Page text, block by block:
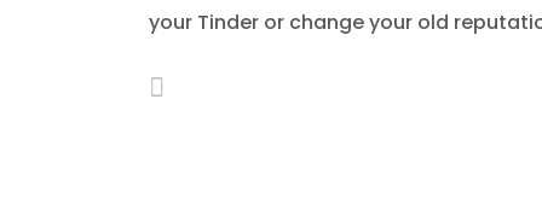
your Tinder or change your old